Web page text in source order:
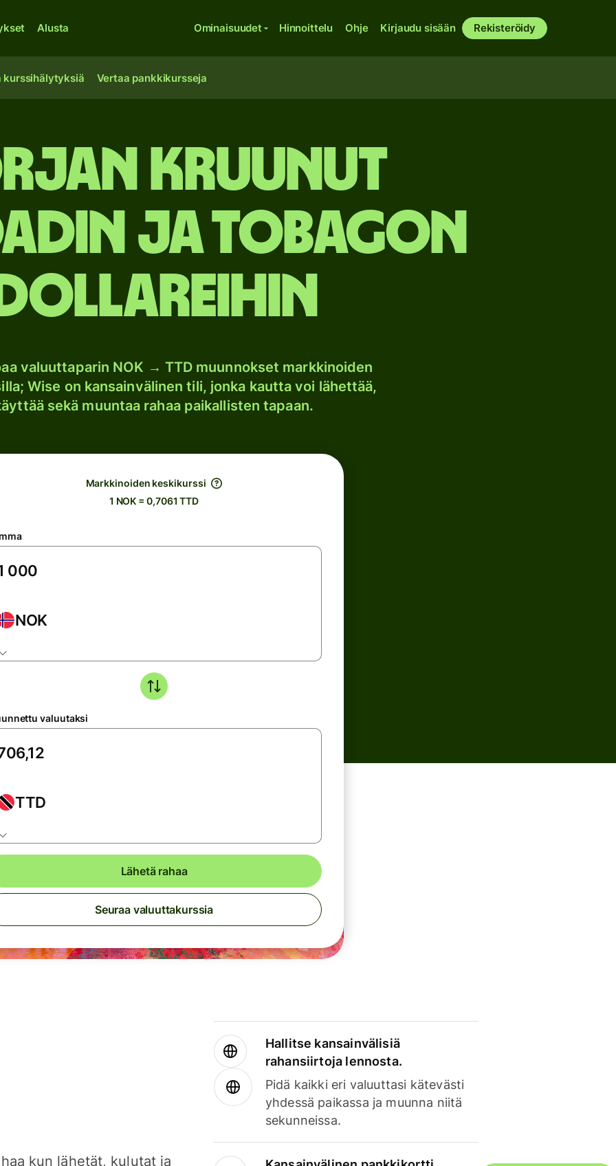
Alusta Ominaisuudet Hinnoittelu Ohje Kirjaudu sisään Rekisteröidy
kurssihälytyksiä Vertaa pankkikursseja
kruunut
ja Tobagon
valuuttaparin NOK → TTD muunnokset markkinoiden
Wise on kansainvälinen tili, jonka kautta voi lähettää,
sekä muuntaa rahaa paikallisten tapaan.
Markkinoiden keskikurssi
1 NOK = 0,7061 TTD
NOK
valuutaksi
TTD
Lähetä rahaa
Seuraa valuuttakurssia
kun lähetät, kulutat ja
Hallitse kansainvälisiä
rahansiirtoja lennosta.
Pidä kaikki eri valuuttasi kätevästi
yhdessä paikassa ja muunna niitä
sekunneissa.